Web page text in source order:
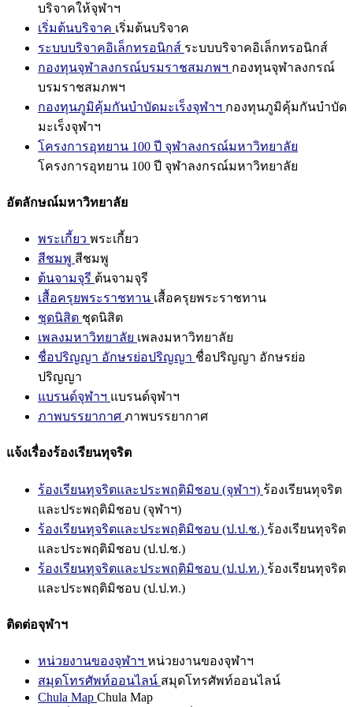
บริจาคให้จุฬาฯ
เริ่มต้นบริจาค เริ่มต้นบริจาค
ระบบบริจาคอิเล็กทรอนิกส์ ระบบบริจาคอิเล็กทรอนิกส์
กองทุนจุฬาลงกรณ์บรมราชสมภพฯ กองทุนจุฬาลงกรณ์
บรมราชสมภพฯ
กองทุนภูมิคุ้มกันบำบัดมะเร็งจุฬาฯ กองทุนภูมิคุ้มกันบำบัด
มะเร็งจุฬาฯ
โครงการอุทยาน 100 ปี จุฬาลงกรณ์มหาวิทยาลัย
โครงการอุทยาน 100 ปี จุฬาลงกรณ์มหาวิทยาลัย
อัตลักษณ์มหาวิทยาลัย
พระเกี้ยว พระเกี้ยว
สีชมพู สีชมพู
ต้นจามจุรี ต้นจามจุรี
เสื้อครุยพระราชทาน เสื้อครุยพระราชทาน
ชุดนิสิต ชุดนิสิต
เพลงมหาวิทยาลัย เพลงมหาวิทยาลัย
ชื่อปริญญา อักษรย่อปริญญา ชื่อปริญญา อักษรย่อ
ปริญญา
แบรนด์จุฬาฯ แบรนด์จุฬาฯ
ภาพบรรยากาศ ภาพบรรยากาศ
แจ้งเรื่องร้องเรียนทุจริต
ร้องเรียนทุจริตและประพฤติมิชอบ (จุฬาฯ) ร้องเรียนทุจริต
และประพฤติมิชอบ (จุฬาฯ)
ร้องเรียนทุจริตและประพฤติมิชอบ (ป.ป.ช.) ร้องเรียนทุจริต
และประพฤติมิชอบ (ป.ป.ช.)
ร้องเรียนทุจริตและประพฤติมิชอบ (ป.ป.ท.) ร้องเรียนทุจริต
และประพฤติมิชอบ (ป.ป.ท.)
ติดต่อจุฬาฯ
หน่วยงานของจุฬาฯ หน่วยงานของจุฬาฯ
สมุดโทรศัพท์ออนไลน์ สมุดโทรศัพท์ออนไลน์
Chula Map Chula Map